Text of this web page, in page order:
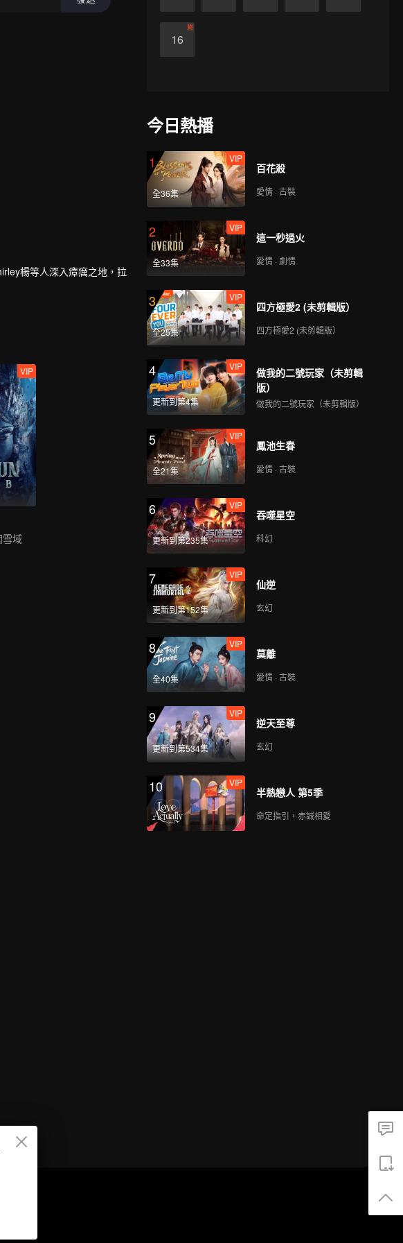
16
終
楊等人深入瘴癘之地，拉
VIP
雪域
今日熱播
1
全36集
VIP
百花殺
愛情 · 古裝
2
全33集
VIP
這一秒過火
愛情 · 劇情
3
全25集
VIP
四方極愛2 (未剪輯版）
四方極愛2 (未剪輯版）
4
更新到第4集
VIP
做我的二號玩家（未剪輯
版）
做我的二號玩家（未剪輯版）
5
全21集
VIP
鳳池生春
愛情 · 古裝
6
更新到第235集
VIP
吞噬星空
科幻
7
更新到第152集
VIP
仙逆
玄幻
8
全40集
VIP
莫離
愛情 · 古裝
9
更新到第534集
VIP
逆天至尊
玄幻
10 VIP
半熟戀人 第5季
命定指引，赤誠相愛